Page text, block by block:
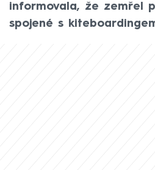
informovala, že zemřel
spojené s